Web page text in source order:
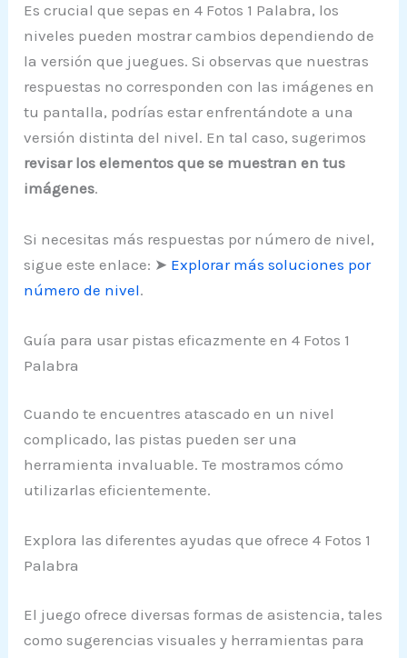
Es crucial que sepas en 4 Fotos 1 Palabra, los
niveles pueden mostrar cambios dependiendo de
la versión que juegues. Si observas que nuestras
respuestas no corresponden con las imágenes en
tu pantalla, podrías estar enfrentándote a una
versión distinta del nivel. En tal caso, sugerimos
revisar los elementos que se muestran en tus
imágenes.
Si necesitas más respuestas por número de nivel,
sigue este enlace: ➤ Explorar más soluciones por
número de nivel.
Guía para usar pistas eficazmente en 4 Fotos 1
Palabra
Cuando te encuentres atascado en un nivel
complicado, las pistas pueden ser una
herramienta invaluable. Te mostramos cómo
utilizarlas eficientemente.
Explora las diferentes ayudas que ofrece 4 Fotos 1
Palabra
El juego ofrece diversas formas de asistencia, tales
como sugerencias visuales y herramientas para